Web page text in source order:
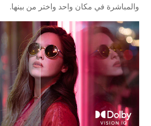
والمباشرة في مكان واحد واختر من بينها.